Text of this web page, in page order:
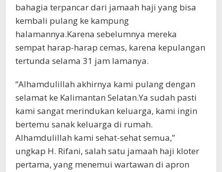
bahagia terpancar dari jamaah haji yang bisa
kembali pulang ke kampung
halamannya.Karena sebelumnya mereka
sempat harap-harap cemas, karena kepulangan
tertunda selama 31 jam lamanya.
“Alhamdulillah akhirnya kami pulang dengan
selamat ke Kalimantan Selatan.Ya sudah pasti
kami sangat merindukan keluarga, kami ingin
bertemu sanak keluarga di rumah.
Alhamdulillah kami sehat-sehat semua,”
ungkap H. Rifani, salah satu jamaah haji kloter
pertama, yang menemui wartawan di apron